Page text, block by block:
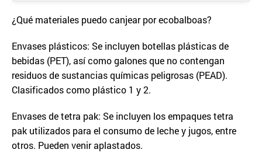
¿Qué materiales puedo canjear por ecobalboas?
Envases plásticos: Se incluyen botellas plásticas de
bebidas (PET), así como galones que no contengan
residuos de sustancias químicas peligrosas (PEAD).
Clasificados como plástico 1 y 2.
Envases de tetra pak: Se incluyen los empaques tetra
pak utilizados para el consumo de leche y jugos, entre
otros. Pueden venir aplastados.